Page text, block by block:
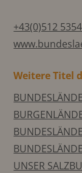
+43(0)512
Weitere Titel
UNSER